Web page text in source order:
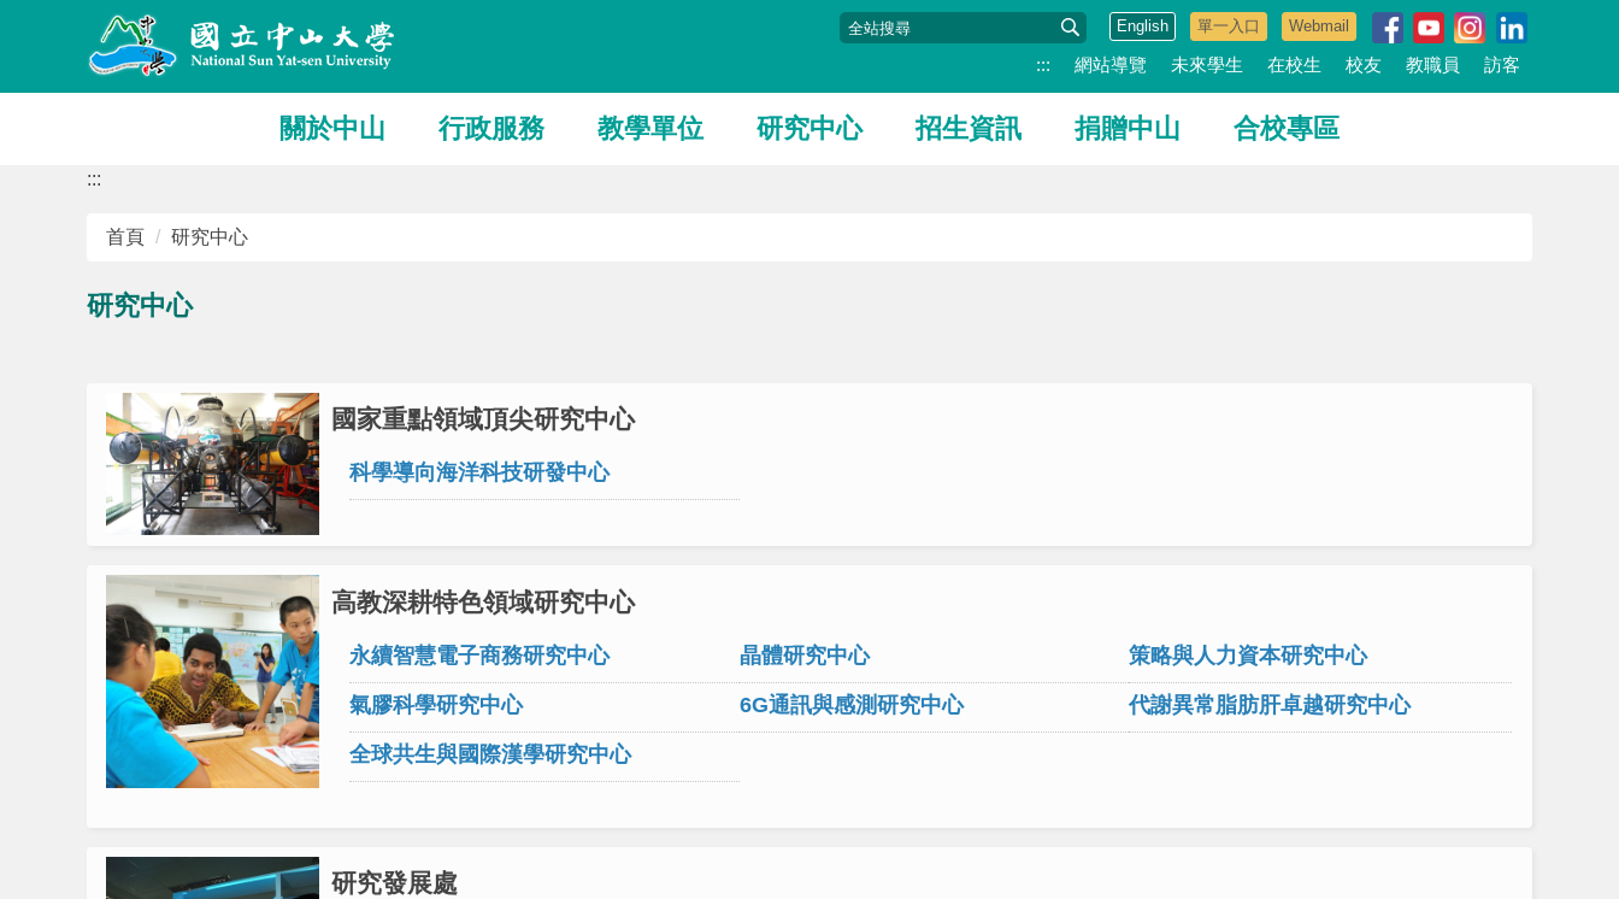
English 單一入口 Webmail
::: 網站導覽 未來學生 在校生 校友 教職員 訪客
關於中山 行政服務 教學單位 研究中心 招生資訊 捐贈中山 合校專區
:::
首頁 研究中心
研究中心
國家重點領域頂尖研究中心
科學導向海洋科技研發中心
高教深耕特色領域研究中心
永續智慧電子商務研究中心 晶體研究中心 策略與人力資本研究中心
氣膠科學研究中心 6G通訊與感測研究中心 代謝異常脂肪肝卓越研究中心
全球共生與國際漢學研究中心
研究發展處